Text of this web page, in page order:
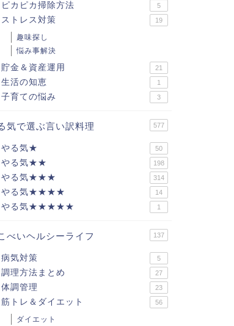
ピカピカ掃除方法 5
ストレス対策 19
趣味探し
悩み事解決
貯金＆資産運用 21
生活の知恵 1
子育ての悩み 3
気で選ぶ言い訳料理 577
やる気★ 50
やる気★★ 198
やる気★★★ 314
やる気★★★★ 14
やる気★★★★★ 1
べいヘルシーライフ 137
病気対策 5
調理方法まとめ 27
体調管理 23
筋トレ＆ダイエット 56
ダイエット